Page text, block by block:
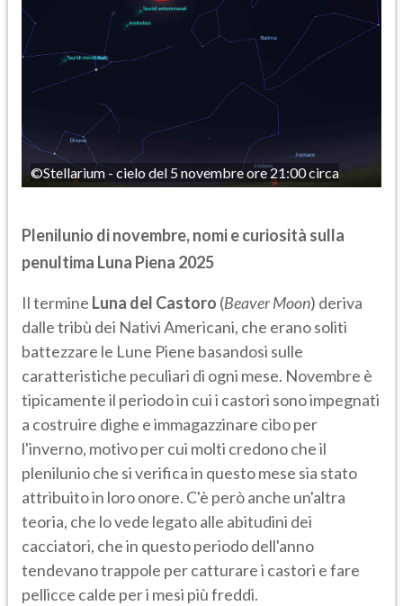
©Stellarium - cielo del 5 novembre ore 21:00 circa
Plenilunio di novembre, nomi e curiosità sulla
penultima Luna Piena 2025
Il termine Luna del Castoro (Beaver Moon) deriva
dalle tribù dei Nativi Americani, che erano soliti
battezzare le Lune Piene basandosi sulle
caratteristiche peculiari di ogni mese. Novembre è
tipicamente il periodo in cui i castori sono impegnati
a costruire dighe e immagazzinare cibo per
l'inverno, motivo per cui molti credono che il
plenilunio che si verifica in questo mese sia stato
attribuito in loro onore. C'è però anche un'altra
teoria, che lo vede legato alle abitudini dei
cacciatori, che in questo periodo dell'anno
tendevano trappole per catturare i castori e fare
pellicce calde per i mesi più freddi.